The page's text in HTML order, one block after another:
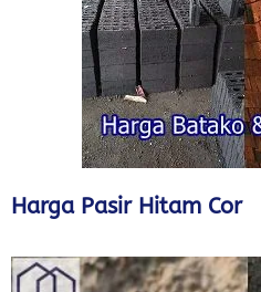
Harga Pasir Hitam Cor